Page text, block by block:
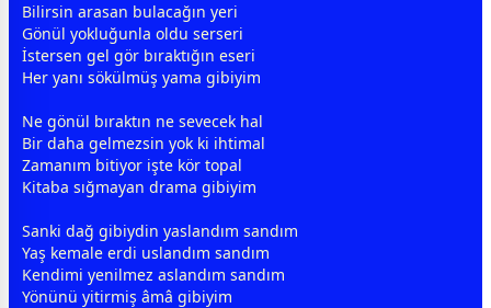
Bilirsin arasan bulacağın yeri
Gönül yokluğunla oldu serseri
İstersen gel gör bıraktığın eseri
Her yanı sökülmüş yama gibiyim
Ne gönül bıraktın ne sevecek hal
Bir daha gelmezsin yok ki ihtimal
Zamanım bitiyor işte kör topal
Kitaba sığmayan drama gibiyim
Sanki dağ gibiydin yaslandım sandım
Yaş kemale erdi uslandım sandım
Kendimi yenilmez aslandım sandım
Yönünü yitirmiş âmâ gibiyim